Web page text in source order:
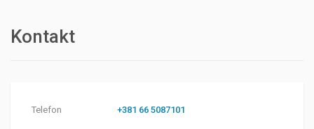
Kontakt
Telefon +381 66 5087101